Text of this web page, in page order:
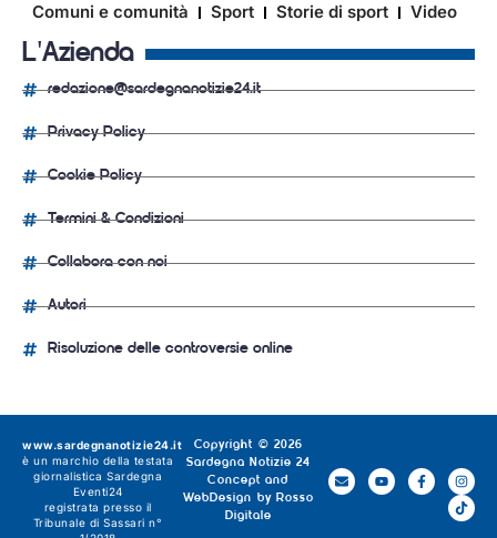
Comuni e comunità
Sport Storie di sport Video
L'Azienda
redazione@sardegnanotizie24.it
Privacy Policy
Cookie Policy
Termini & Condizioni
Collabora con noi
Autori
Risoluzione delle controversie online
Copyright © 2026
Sardegna Notizie 24
Concept and
WebDesign by Rosso
Digitale
www.sardegnanotizie24.it
è un marchio della testata
giornalistica Sardegna
Eventi24
registrata presso il
Tribunale di Sassari n°